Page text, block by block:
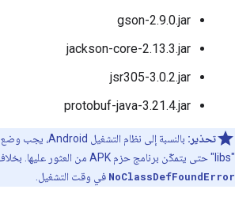
gson-2.9.0.jar
jackson-core-2.13.3.jar
jsr305-3.0.2.jar
protobuf-java-3.21.4.jar
تحذير:
"libs" حتى يتمكّن برنامج حزم APK من العثور عليها. بخلاف ذلك، سيظهر لك خطأ
NoClassDefFoundError في وقت التشغيل.